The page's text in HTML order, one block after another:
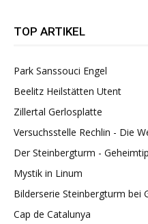
TOP ARTIKEL
Park Sanssouci Engel
Beelitz Heilstätten Utent
Zillertal Gerlosplatte
Versuchsstelle Rechlin - Die
Der Steinbergturm -
Mystik in Linum
Bilderserie Steinbergturm bei
Cap de Catalunya